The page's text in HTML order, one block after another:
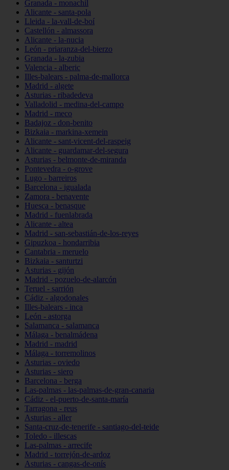
Granada - monachil
Alicante - santa-pola
Lleida - la-vall-de-boí
Castellón - almassora
Alicante - la-nucia
León - priaranza-del-bierzo
Granada - la-zubia
Valencia - alberic
Illes-balears - palma-de-mallorca
Madrid - algete
Asturias - ribadedeva
Valladolid - medina-del-campo
Madrid - meco
Badajoz - don-benito
Bizkaia - markina-xemein
Alicante - sant-vicent-del-raspeig
Alicante - guardamar-del-segura
Asturias - belmonte-de-miranda
Pontevedra - o-grove
Lugo - barreiros
Barcelona - igualada
Zamora - benavente
Huesca - benasque
Madrid - fuenlabrada
Alicante - altea
Madrid - san-sebastián-de-los-reyes
Gipuzkoa - hondarribia
Cantabria - meruelo
Bizkaia - santurtzi
Asturias - gijón
Madrid - pozuelo-de-alarcón
Teruel - sarrión
Cádiz - algodonales
Illes-balears - inca
León - astorga
Salamanca - salamanca
Málaga - benalmádena
Madrid - madrid
Málaga - torremolinos
Asturias - oviedo
Asturias - siero
Barcelona - berga
Las-palmas - las-palmas-de-gran-canaria
Cádiz - el-puerto-de-santa-maría
Tarragona - reus
Asturias - aller
Santa-cruz-de-tenerife - santiago-del-teide
Toledo - illescas
Las-palmas - arrecife
Madrid - torrejón-de-ardoz
Asturias - cangas-de-onís